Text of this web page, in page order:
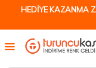
HEDİYE KAZANMA